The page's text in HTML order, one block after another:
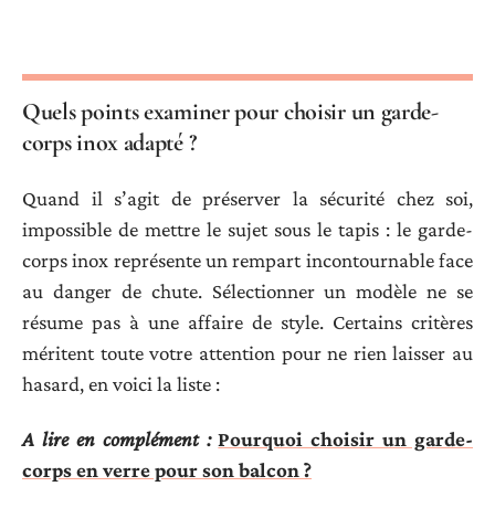
Quels points examiner pour choisir un garde-
corps inox adapté ?
Quand il s’agit de préserver la sécurité chez soi,
impossible de mettre le sujet sous le tapis : le garde-
corps inox représente un rempart incontournable face
au danger de chute. Sélectionner un modèle ne se
résume pas à une affaire de style. Certains critères
méritent toute votre attention pour ne rien laisser au
hasard, en voici la liste :
A lire en complément : Pourquoi choisir un garde-
corps en verre pour son balcon ?